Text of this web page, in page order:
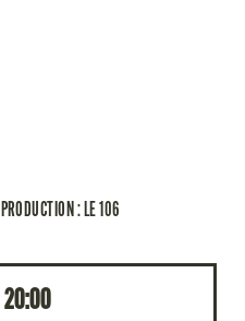
PRODUCTION : LE 106
20:00